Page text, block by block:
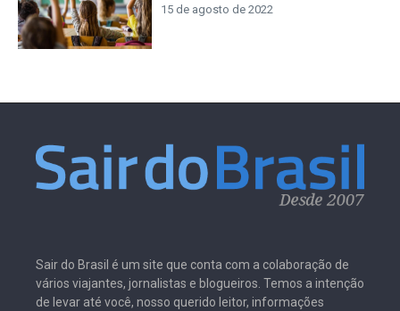
15 de agosto de 2022
Sair do Brasil é um site que conta com a colaboração de
vários viajantes, jornalistas e blogueiros. Temos a intenção
de levar até você, nosso querido leitor, informações